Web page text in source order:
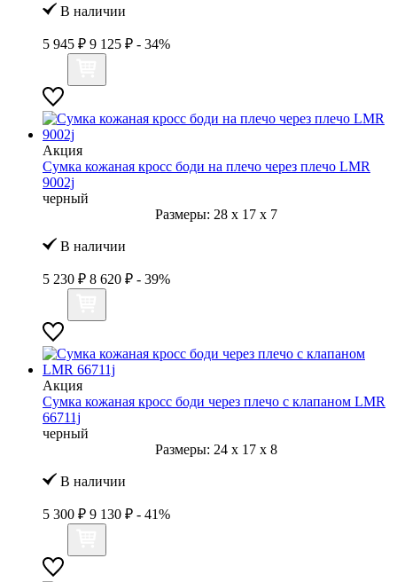
В наличии
5 945 ₽ 9 125 ₽ - 34%
Акция
Сумка кожаная кросс боди на плечо через плечо LMR
9002j
черный
Размеры: 28 x 17 x 7
В наличии
5 230 ₽ 8 620 ₽ - 39%
Акция
Сумка кожаная кросс боди через плечо с клапаном LMR
66711j
черный
Размеры: 24 x 17 x 8
В наличии
5 300 ₽ 9 130 ₽ - 41%